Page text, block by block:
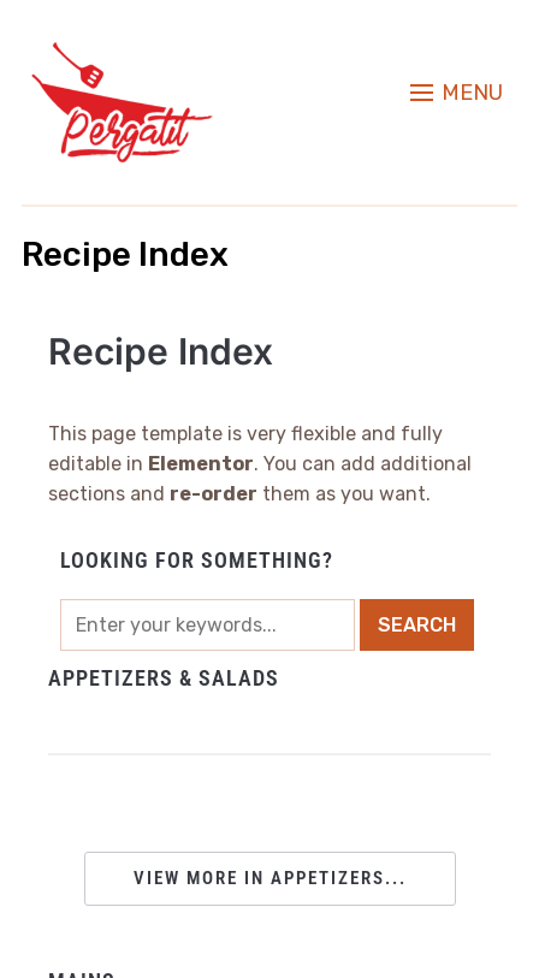
MENU
Recipe Index
Recipe Index
This page template is very flexible and fully
editable in Elementor. You can add additional
sections and re-order them as you want.
LOOKING FOR SOMETHING?
APPETIZERS & SALADS
VIEW MORE IN APPETIZERS...